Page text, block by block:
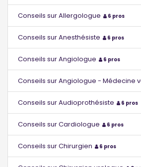
Conseils sur Allergologue 6 pros
Conseils sur Anesthésiste 6 pros
Conseils sur Angiologue 6 pros
Conseils sur Angiologue - Médecine
Conseils sur Audioprothésiste 6 pros
Conseils sur Cardiologue 6 pros
Conseils sur Chirurgien 6 pros